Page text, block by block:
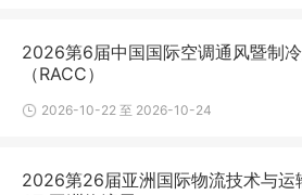
2026第6届中国国际空调通风暨制
（RACC）
2026-10-22 至 2026-10-24
2026第26届亚洲国际物流技术与运